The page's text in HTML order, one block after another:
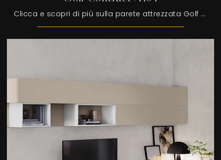
Clicca e scopri di più sulla parete attrezzata Golf Contract A104 del marchio Colombini Casa: è la soluzione dalle linee moderne perfetta per te.